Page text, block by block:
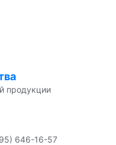
продукции
646-16-57